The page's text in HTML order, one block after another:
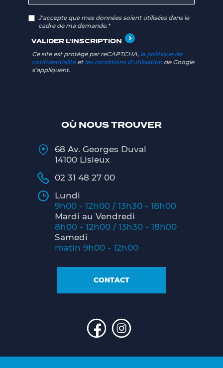
OÙ NOUS TROUVER
68 Av. Georges Duval
14100 Lisieux
02 31 48 27 00
Lundi
9h00 - 12h00 / 13h30 - 18h00
Mardi au Vendredi
8h00 - 12h00 / 13h30 - 18h00
Samedi
matin 9h00 - 12h00
CONTACT
J'accepte que mes données soient utilisées dans le
cadre de ma demande.*
Ce site est protégé par reCAPTCHA, la politique de
confidentialitéet les conditions d'utilisation de Google
s'appliquent.